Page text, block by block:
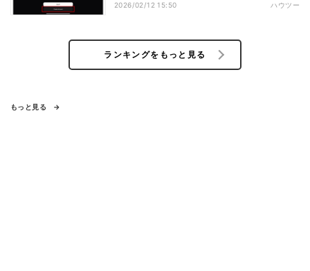
2026/02/12 15:50 ハウツー
ランキングをもっと見る
もっと見る